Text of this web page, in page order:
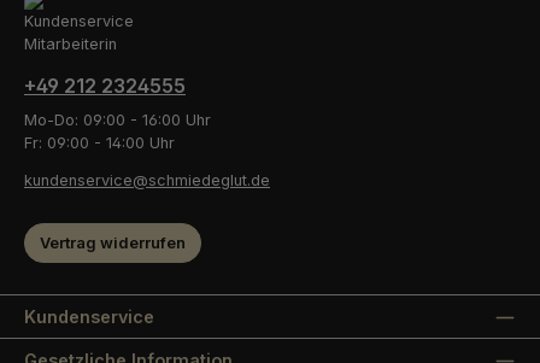
+49 212 2324555
Mo-Do: 09:00 - 16:00 Uhr
Fr: 09:00 - 14:00 Uhr
kundenservice@schmiedeglut.de
Vertrag widerrufen
Kundenservice